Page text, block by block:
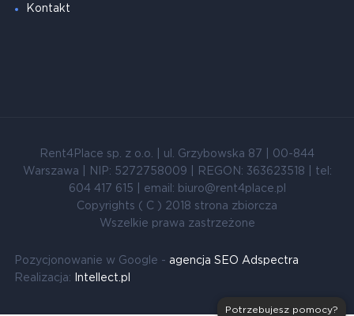
Kontakt
Rent4Place sp. z o.o. | ul. Grzybowska 87 | 00-844
Warszawa | NIP: 5272758009 | REGON: 363623518 | tel:
604 417 615 | email: biuro@rent4place.pl
Copyrights ( C ) 2018 strona zbiorcza
Wszelkie prawa zastrzeżone
Pozycjonowanie w Google - agencja SEO Adspectra
Realizacja:
Intellect.pl
Potrzebujesz pomocy?